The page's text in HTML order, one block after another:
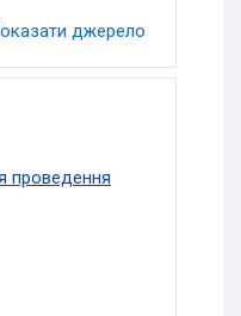
джерело
проведення